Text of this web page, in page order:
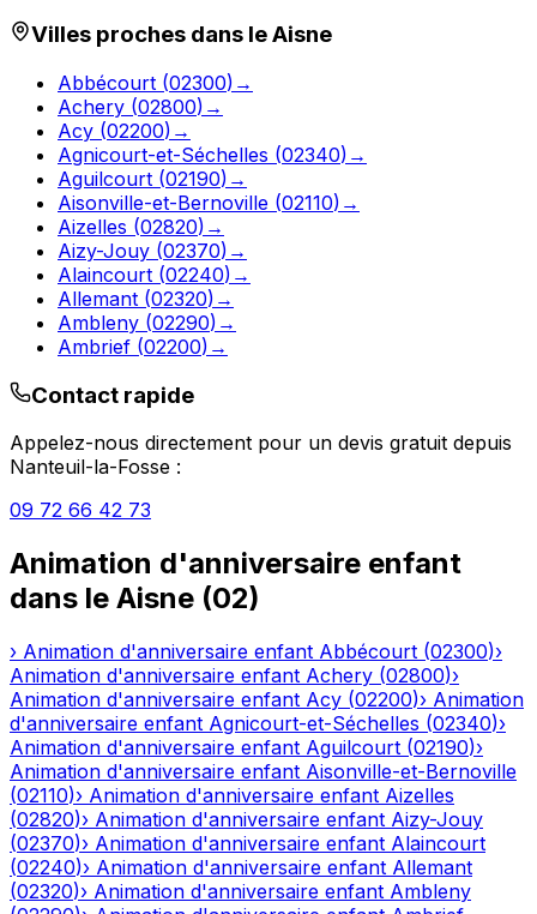
Villes proches dans leAisne
Abbécourt (02300) →
Achery (02800) →
Acy (02200) →
Agnicourt-et-Séchelles (02340) →
Aguilcourt (02190) →
Aisonville-et-Bernoville (02110) →
Aizelles (02820) →
Aizy-Jouy (02370) →
Alaincourt (02240) →
Allemant (02320) →
Ambleny (02290) →
Ambrief (02200) →
Contact rapide
Appelez-nous directement pour un devis gratuit depuis
Nanteuil-la-Fosse :
09 72 66 42 73
Animation d'anniversaire enfant
dans le Aisne (02)
› Animation d'anniversaire enfant Abbécourt (02300)›
Animation d'anniversaire enfant Achery (02800)›
Animation d'anniversaire enfant Acy (02200)› Animation
d'anniversaire enfant Agnicourt-et-Séchelles (02340)›
Animation d'anniversaire enfant Aguilcourt (02190)›
Animation d'anniversaire enfant Aisonville-et-Bernoville
(02110)› Animation d'anniversaire enfant Aizelles
(02820)› Animation d'anniversaire enfant Aizy-Jouy
(02370)› Animation d'anniversaire enfant Alaincourt
(02240)› Animation d'anniversaire enfant Allemant
(02320)› Animation d'anniversaire enfant Ambleny